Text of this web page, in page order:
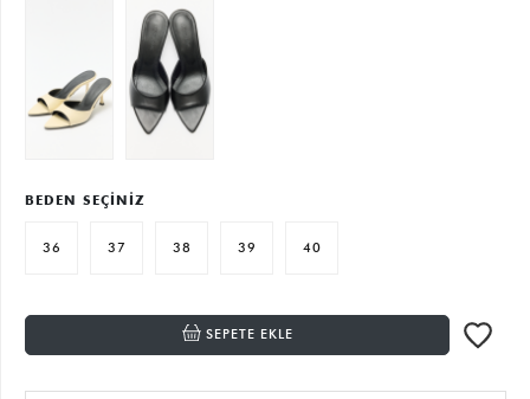
BEDEN SEÇİNİZ
36 37 38 39 40
SEPETE EKLE